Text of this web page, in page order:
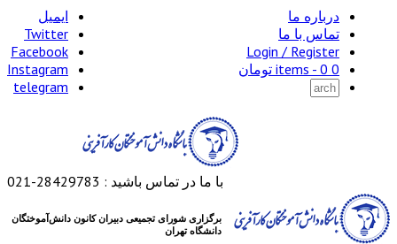
Login /
تومان
با ما در تماس باشید : 28429783-021
برگزاری شورای تجمیعی دبیران کانون‌ دانش‌آموختگان
دانشگاه تهران